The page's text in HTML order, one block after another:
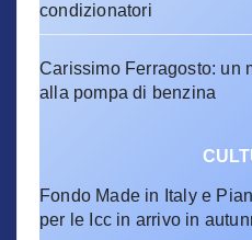
condizionatori
Carissimo Ferragosto: un
alla pompa di benzina
Fondo Made in Italy e
per le Icc in arrivo in